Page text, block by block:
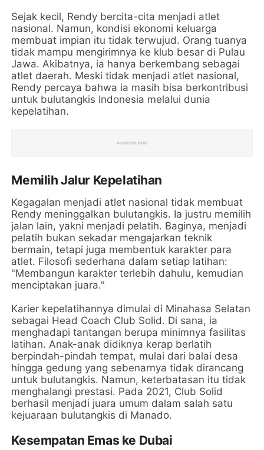
Sejak kecil, Rendy bercita-cita menjadi atlet
nasional. Namun, kondisi ekonomi keluarga
membuat impian itu tidak terwujud. Orang tuanya
tidak mampu mengirimnya ke klub besar di Pulau
Jawa. Akibatnya, ia hanya berkembang sebagai
atlet daerah. Meski tidak menjadi atlet nasional,
Rendy percaya bahwa ia masih bisa berkontribusi
untuk bulutangkis Indonesia melalui dunia
kepelatihan.
Memilih Jalur Kepelatihan
Kegagalan menjadi atlet nasional tidak membuat
Rendy meninggalkan bulutangkis. Ia justru memilih
jalan lain, yakni menjadi pelatih. Baginya, menjadi
pelatih bukan sekadar mengajarkan teknik
bermain, tetapi juga membentuk karakter para
atlet. Filosofi sederhana dalam setiap latihan:
"Membangun karakter terlebih dahulu, kemudian
menciptakan juara."
Karier kepelatihannya dimulai di Minahasa Selatan
sebagai Head Coach Club Solid. Di sana, ia
menghadapi tantangan berupa minimnya fasilitas
latihan. Anak-anak didiknya kerap berlatih
berpindah-pindah tempat, mulai dari balai desa
hingga gedung yang sebenarnya tidak dirancang
untuk bulutangkis. Namun, keterbatasan itu tidak
menghalangi prestasi. Pada 2021, Club Solid
berhasil menjadi juara umum dalam salah satu
kejuaraan bulutangkis di Manado.
Kesempatan Emas ke Dubai